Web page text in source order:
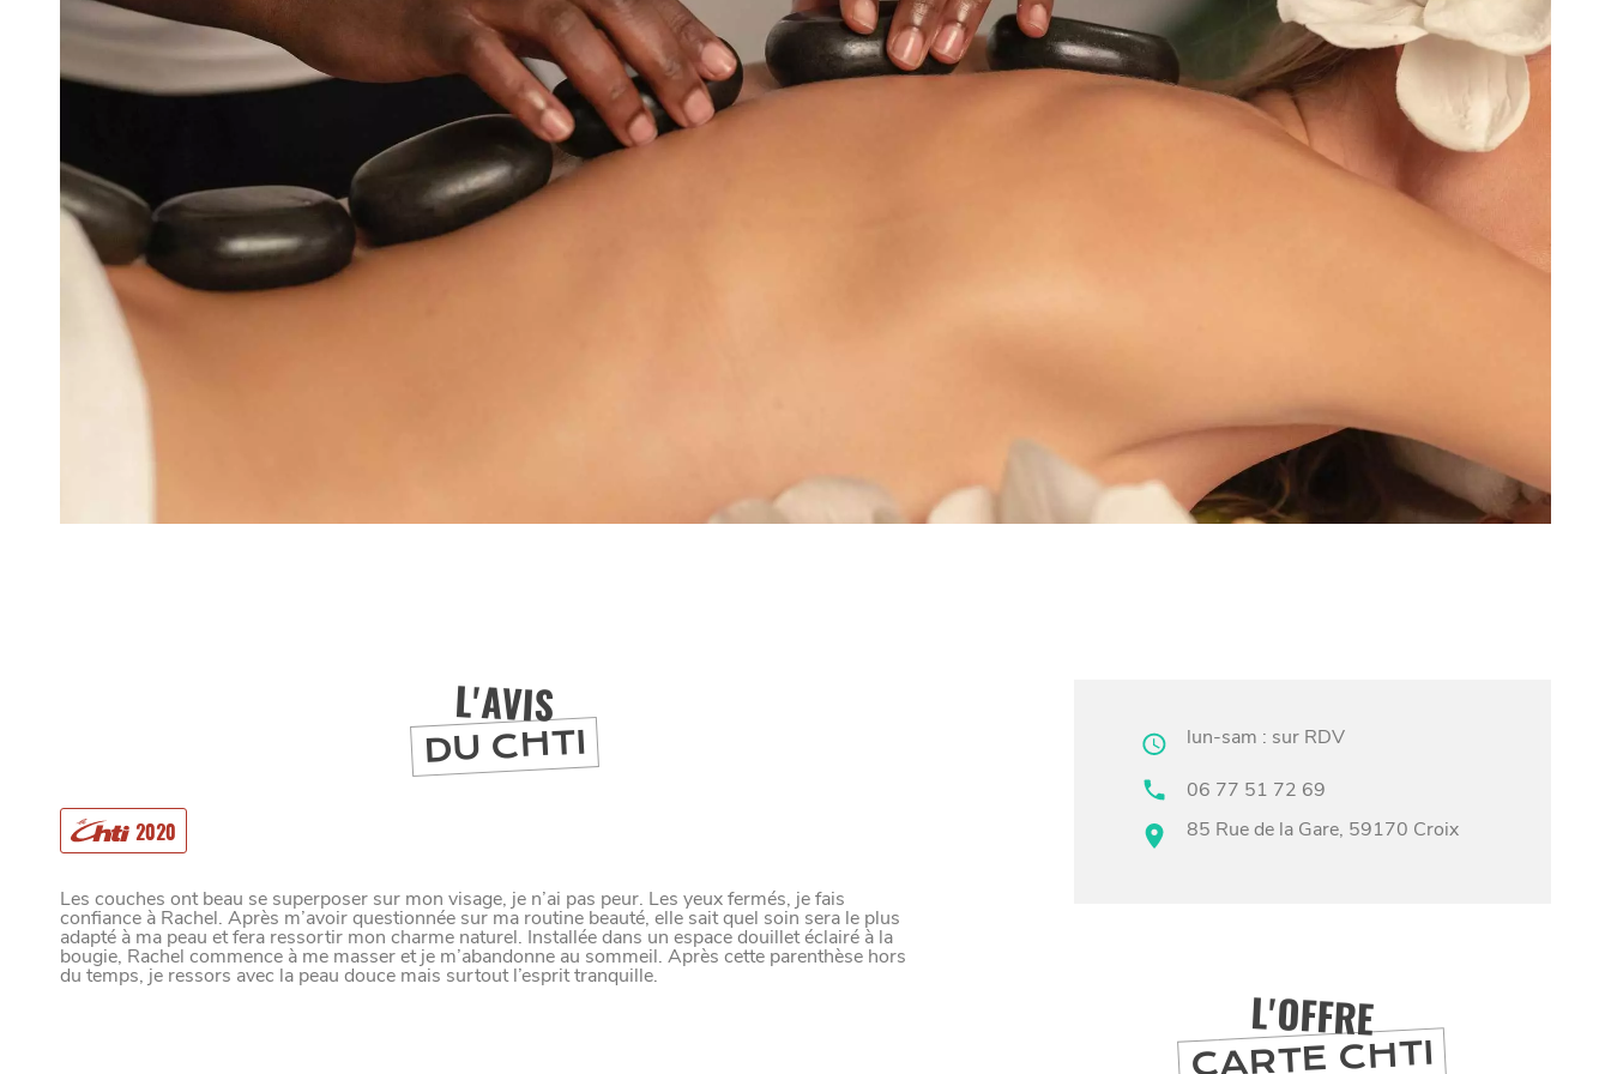
MANGER
SORTIR
L'AVIS
DU CHTI
2020
Les couches ont beau se superposer sur mon visage, je n’ai pas peur. Les yeux fermés, je fais
confiance à Rachel. Après m’avoir questionnée sur ma routine beauté, elle sait quel soin sera le plus
adapté à ma peau et fera ressortir mon charme naturel. Installée dans un espace douillet éclairé à la
bougie, Rachel commence à me masser et je m’abandonne au sommeil. Après cette parenthèse hors
du temps, je ressors avec la peau douce mais surtout l’esprit tranquille.
lun-sam : sur RDV
06 77 51 72 69
85 Rue de la Gare, 59170 Croix
L'OFFRE
CARTE CHTI
Le Chti